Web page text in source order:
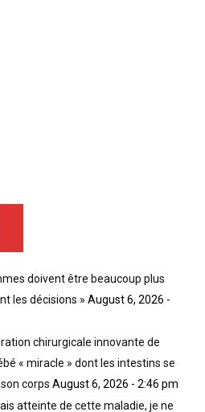
doivent être beaucoup plus
les décisions » August 6, 2026 -
chirurgicale innovante de
« miracle » dont les intestins se
corps August 6, 2026 - 2:46 pm
atteinte de cette maladie, je ne